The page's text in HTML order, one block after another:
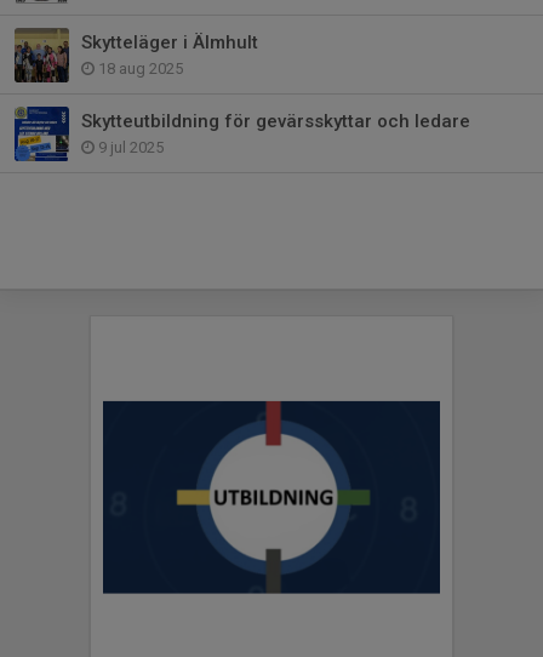
Skytteläger i Älmhult
18 aug 2025
Skytteutbildning för gevärsskyttar och ledare
9 jul 2025